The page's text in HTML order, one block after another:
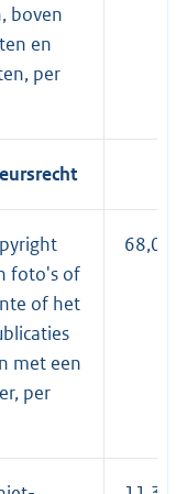
boven
en
per
foto's of
of het
met een
per
68,00